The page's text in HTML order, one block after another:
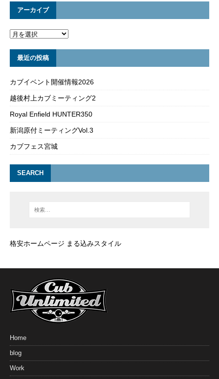
アーカイブ
最近の投稿
カブイベント開催情報2026
越後村上カブミーティング2
Royal Enfield HUNTER350
新潟原付ミーティングVol.3
カブフェス宮城
SEARCH
格安ホームページ まる込みスタイル
Home
blog
Work